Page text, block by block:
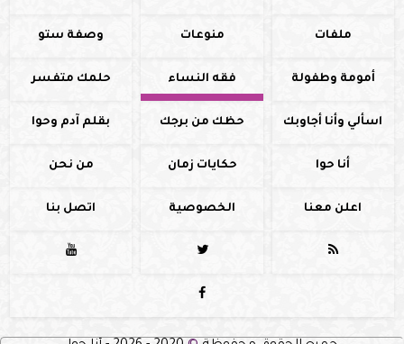
ملفات منوعات وصفة ستو
أمومة وطفولة فقه النساء حلمك متفسر
اسألي وأنا أجاوبك حظك من برجك بقلم آدم وحوا
أنا حوا حكايات زمان من نحن
اعلن معنا الخصوصية اتصل بنا



